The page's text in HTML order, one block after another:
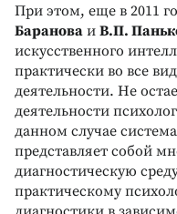
При этом, еще в 2011
Баранова и В.П.
искусственного
практически во все
деятельности. Не
деятельности
данном случае
представляет собой
диагностическую
практическому